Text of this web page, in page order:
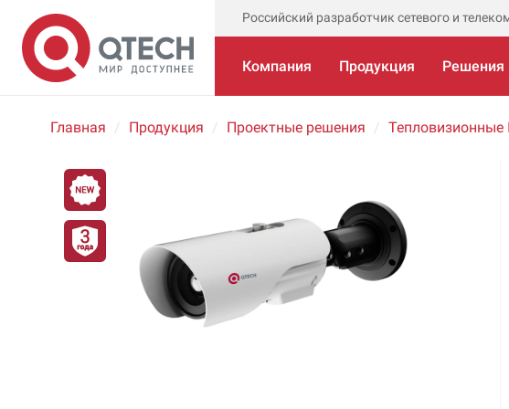
Российский разработчик сетевого и
Компания Продукция Решения
Главная Продукция Проектные решения Тепловизионные